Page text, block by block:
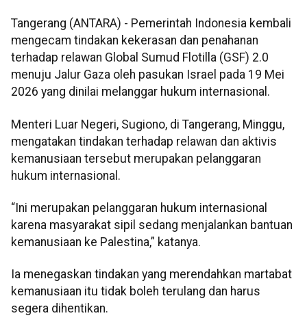
Tangerang (ANTARA) - Pemerintah Indonesia kembali
mengecam tindakan kekerasan dan penahanan
terhadap relawan Global Sumud Flotilla (GSF) 2.0
menuju Jalur Gaza oleh pasukan Israel pada 19 Mei
2026 yang dinilai melanggar hukum internasional.
Menteri Luar Negeri, Sugiono, di Tangerang, Minggu,
mengatakan tindakan terhadap relawan dan aktivis
kemanusiaan tersebut merupakan pelanggaran
hukum internasional.
“Ini merupakan pelanggaran hukum internasional
karena masyarakat sipil sedang menjalankan bantuan
kemanusiaan ke Palestina,” katanya.
Ia menegaskan tindakan yang merendahkan martabat
kemanusiaan itu tidak boleh terulang dan harus
segera dihentikan.